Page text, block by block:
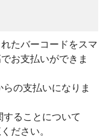
たバーコードをスマ
お支払いができま
の支払いになりま
ることについて
ださい。